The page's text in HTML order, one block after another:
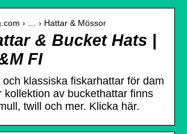
› … › Hattar & Mössor
& Bucket Hats |
FI
klassiska fiskarhattar för dam
kollektion av buckethattar finns
twill och mer. Klicka här.